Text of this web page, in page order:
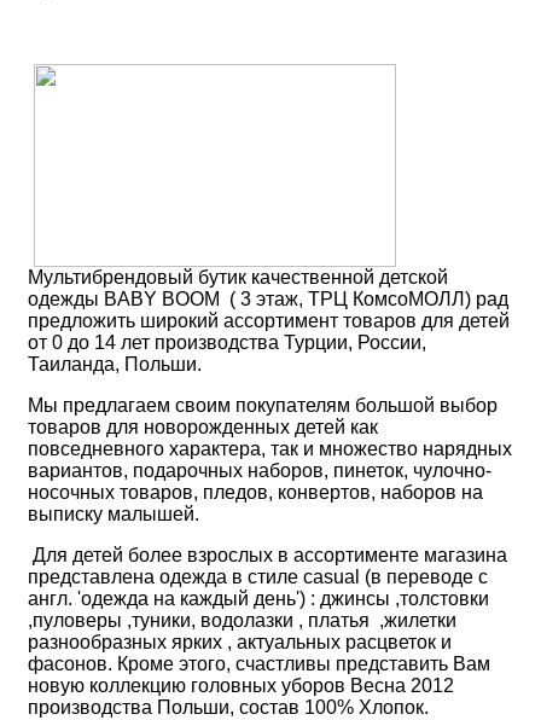
Мультибрендовый бутик качественной детской
одежды BABY BOOM ( 3 этаж, ТРЦ КомсоМОЛЛ) рад
предложить широкий ассортимент товаров для детей
от 0 до 14 лет производства Турции, России,
Таиланда, Польши.
Мы предлагаем своим покупателям большой выбор
товаров для новорожденных детей как
повседневного характера, так и множество нарядных
вариантов, подарочных наборов, пинеток, чулочно-
носочных товаров, пледов, конвертов, наборов на
выписку малышей.
Для детей более взрослых в ассортименте магазина
представлена одежда в стиле casual (в переводе с
англ. 'одежда на каждый день') : джинсы ,толстовки
,пуловеры ,туники, водолазки , платья ,жилетки
разнообразных ярких , актуальных расцветок и
фасонов. Кроме этого, счастливы представить Вам
новую коллекцию головных уборов Весна 2012
производства Польши, состав 100% Хлопок.